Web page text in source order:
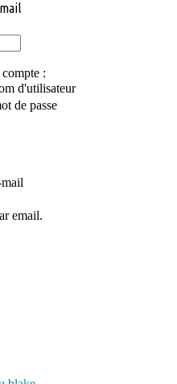
:
d'utilisateur
de passe
email.